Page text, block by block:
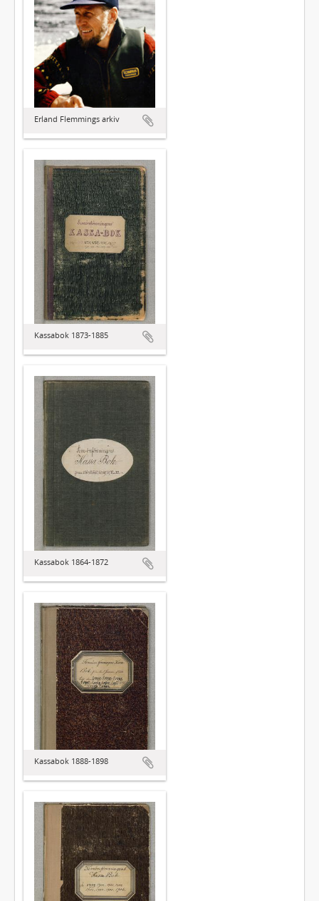
Erland Flemmings arkiv
Kassabok 1873-1885
Kassabok 1864-1872
Kassabok 1888-1898